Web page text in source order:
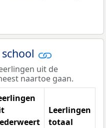
uit de
naartoe gaan.
Leerlingen
totaal